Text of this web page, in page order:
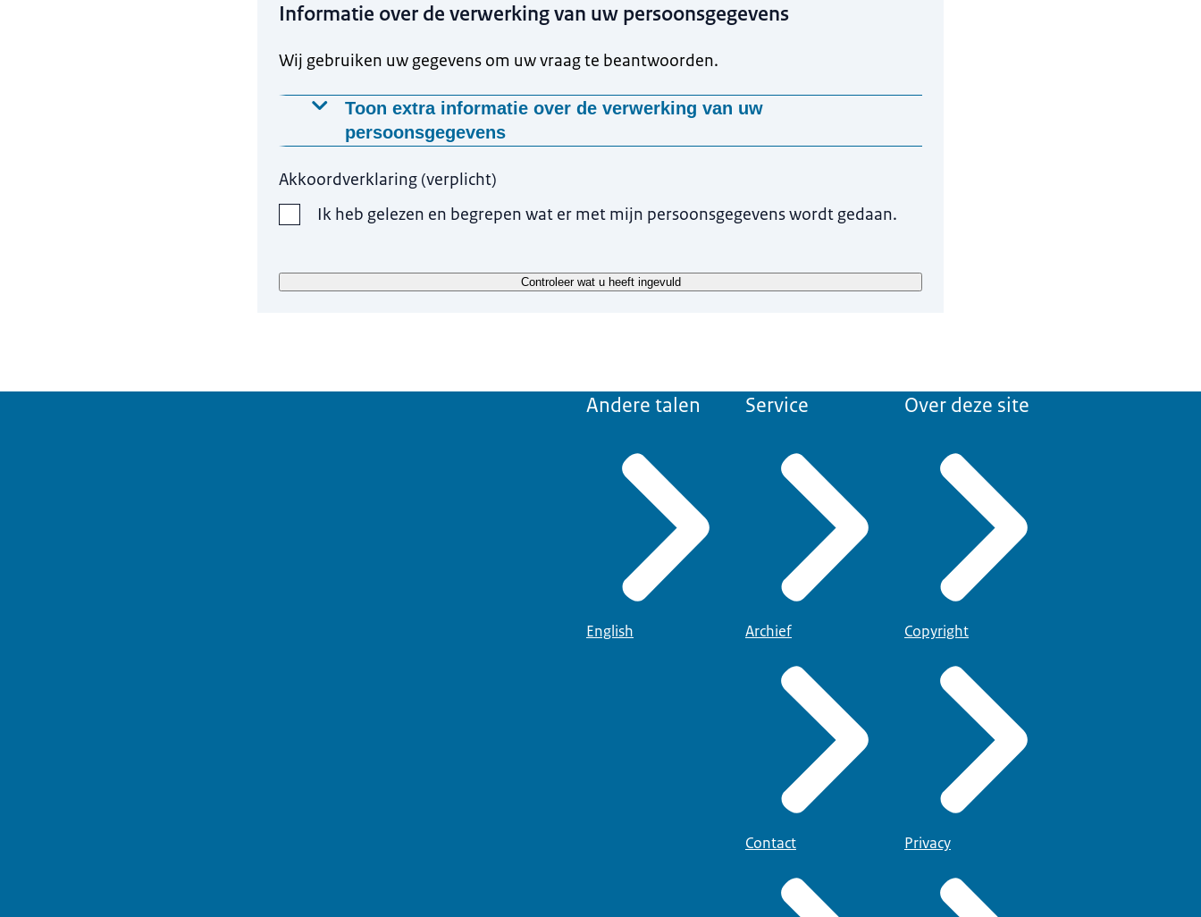
Informatie over de verwerking van uw persoonsgegevens
Wij gebruiken uw gegevens om uw vraag te beantwoorden.
Toon extra informatie over de verwerking van uw
persoonsgegevens
gegevens om uw aanvraag uit te voeren. Wij gebruiken uw gegevens om uw vraag te beantwoorden.
Wilt u meer weten over de verwerking van uw persoonsgegevens kijk dan op
cibg.nl/privacy
Wilt u meer weten over hoe we omgaan met uw gegevens bij het invullen van een keuze in het
Donorregister? Lees dan meer informatie over het opslaan van uw gegevens bij het Donorregister:
Akkoordverklaring (verplicht)
Ik heb gelezen en begrepen wat er met mijn persoonsgegevens wordt gedaan.
Controleer wat u heeft ingevuld
Andere talen
English
Service
Archief
Contact
Over deze site
Copyright
Privacy